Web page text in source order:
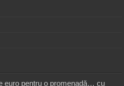
euro pentru o promenadă… cu